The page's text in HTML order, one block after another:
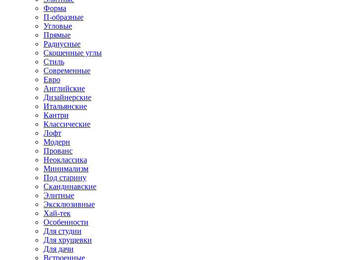
Форма
П-образные
Угловые
Прямые
Радиусные
Скошенные углы
Стиль
Современные
Евро
Английские
Дизайнерские
Итальянские
Кантри
Классические
Лофт
Модерн
Прованс
Неоклассика
Минимализм
Под старину
Скандинавские
Элитные
Эксклюзивные
Хай-тек
Особенности
Для студии
Для хрущевки
Для дачи
Встроенные